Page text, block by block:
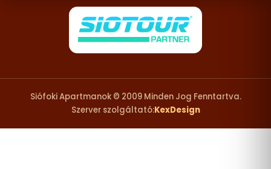
Siófoki Apartmanok © 2009 Minden Jog Fenntartva.
Szerver szolgáltató:KexDesign